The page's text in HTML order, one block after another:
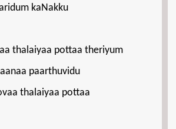
kaNakku
thalaiyaa pottaa theriyum
paarthuvidu
thalaiyaa pottaa